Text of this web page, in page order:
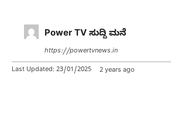
Power TV ಸುದ್ದಿ ಮನೆ
https://powertvnews.in
Last Updated: 23/01/2025 2 years ago